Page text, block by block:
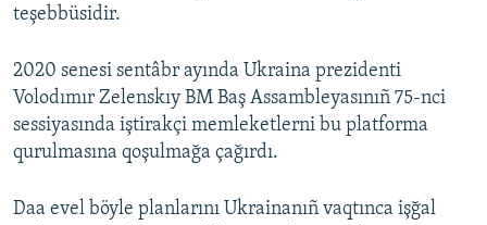
teşebbüsidir.
2020 senesi sentâbr ayında Ukraina prezidenti
Volodımır Zelenskıy BM Baş Assambleyasınıñ 75-nci
sessiyasında iştirakçi memleketlerni bu platforma
qurulmasına qoşulmağa çağırdı.
Daa evel böyle planlarını Ukrainanıñ vaqtınca işğal